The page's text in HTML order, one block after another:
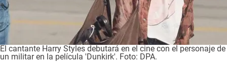
El cantante Harry Styles debutará en el cine con el personaje de
un militar en la película 'Dunkirk'. Foto: DPA.